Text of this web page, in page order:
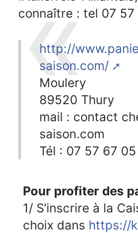
connaître : tel 07 57
http://
saison.com/
Moulery
89520 Thury
mail : contact
saison.com
Tél : 07 57 67
Pour profiter des
1/ S’inscrire à la
choix dans https://